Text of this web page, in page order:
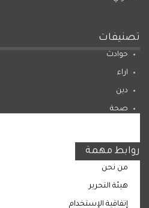
تصنيفات
حوادث
اراء
دين
صحة
روابط مهمة
من نحن
هيئة التحرير
إتفاقية الإستخدام